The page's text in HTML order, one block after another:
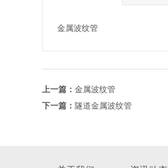
金属波纹管
上一篇： 金属波纹管
下一篇： 隧道金属波纹管